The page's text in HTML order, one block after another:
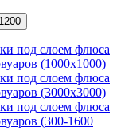
под слоем флюса
(1000х1000)
под слоем флюса
(3000х3000)
под слоем флюса
(300-1600